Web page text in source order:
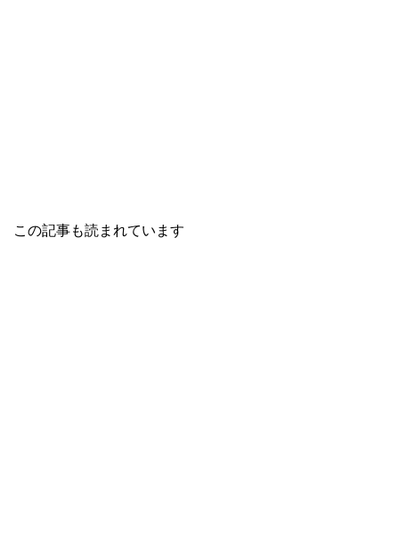
この記事も読まれています